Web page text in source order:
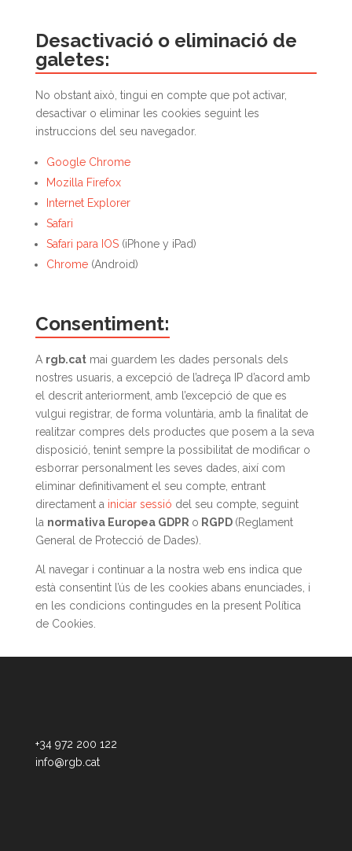
Desactivació o eliminació de
galetes:
No obstant això, tingui en compte que pot activar,
desactivar o eliminar les cookies seguint les
instruccions del seu navegador.
Google Chrome
Mozilla Firefox
Internet Explorer
Safari
Safari para IOS (iPhone y iPad)
Chrome (Android)
Consentiment:
A rgb.cat mai guardem les dades personals dels
nostres usuaris, a excepció de l’adreça IP d’acord amb
el descrit anteriorment, amb l’excepció de que es
vulgui registrar, de forma voluntària, amb la finalitat de
realitzar compres dels productes que posem a la seva
disposició, tenint sempre la possibilitat de modificar o
esborrar personalment les seves dades, així com
eliminar definitivament el seu compte, entrant
directament a iniciar sessió del seu compte, seguint
la normativa Europea GDPR o RGPD (Reglament
General de Protecció de Dades).
Al navegar i continuar a la nostra web ens indica que
està consentint l’ús de les cookies abans enunciades, i
en les condicions contingudes en la present Política
de Cookies.
+34 972 200 122
info@rgb.cat